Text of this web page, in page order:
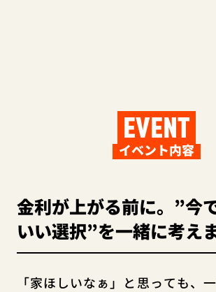
EVENT
イベント内容
金利が上がる前に。”今
いい選択”を一緒に考え
「家ほしいなぁ」と思っても、